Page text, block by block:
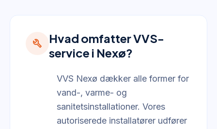
build
Hvad omfatter VVS-
service i Nexø?
VVS Nexø dækker alle former for
vand-, varme- og
sanitetsinstallationer. Vores
autoriserede installatører udfører